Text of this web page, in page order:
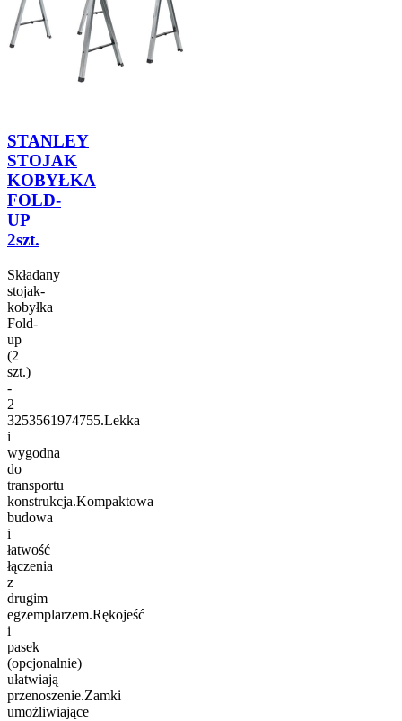
STANLEY
STOJAK
KOBYŁKA
FOLD-
UP
2szt.
Składany
stojak-
kobyłka
Fold-
up
(2
szt.)
-
2
3253561974755.Lekka
i
wygodna
do
transportu
konstrukcja.Kompaktowa
budowa
i
łatwość
łączenia
z
drugim
egzemplarzem.Rękojeść
i
pasek
(opcjonalnie)
ułatwiają
przenoszenie.Zamki
umożliwiające